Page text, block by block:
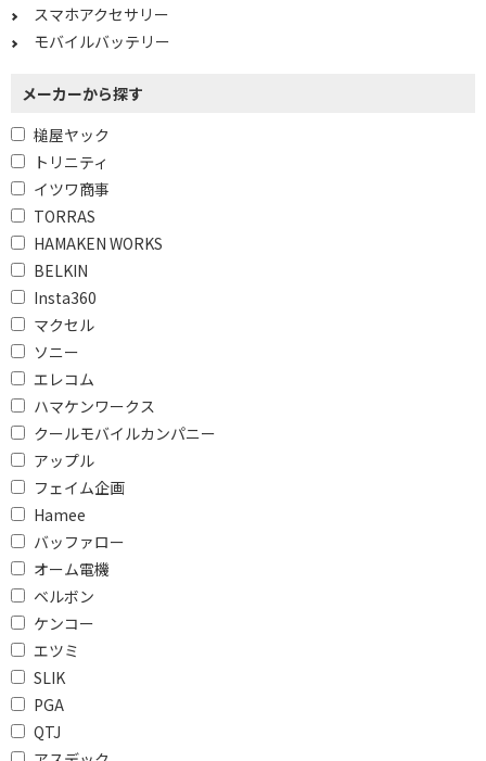
スマホアクセサリー
モバイルバッテリー
メーカーから探す
槌屋ヤック
トリニティ
イツワ商事
TORRAS
HAMAKEN WORKS
BELKIN
Insta360
マクセル
ソニー
エレコム
ハマケンワークス
クールモバイルカンパニー
アップル
フェイム企画
Hamee
バッファロー
オーム電機
ベルボン
ケンコー
エツミ
SLIK
PGA
QTJ